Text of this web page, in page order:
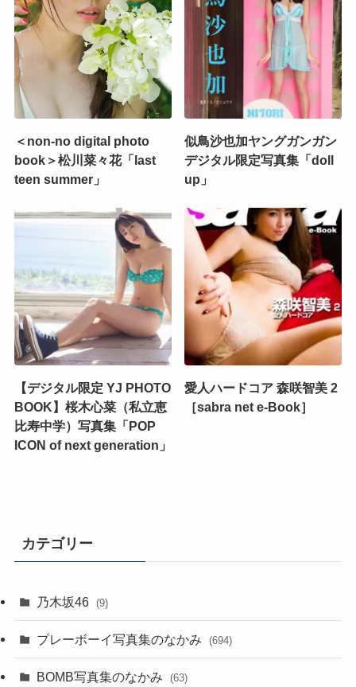
＜non-no digital photo
book＞松川菜々花「last
teen summer」
似鳥沙也加ヤングガンガン
デジタル限定写真集「doll
up」
【デジタル限定 YJ PHOTO
BOOK】桜木心菜（私立恵
比寿中学）写真集「POP
ICON of next generation」
愛人ハードコア 森咲智美 2
［sabra net e-Book］
カテゴリー
乃木坂46 (9)
プレーボーイ写真集のなかみ (694)
BOMB写真集のなかみ (63)